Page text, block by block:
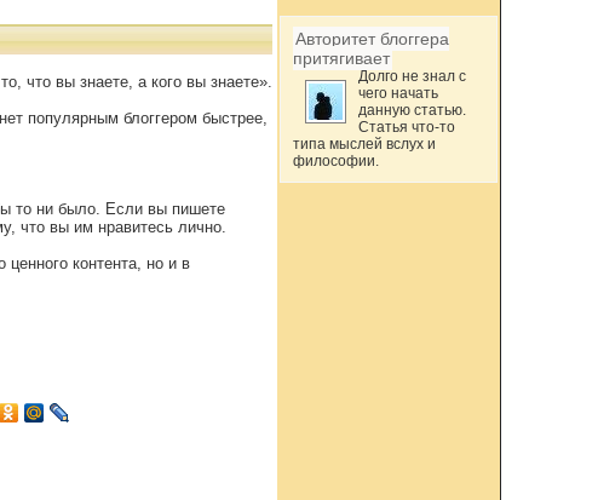
что вы знаете, а кого вы знаете».
популярным блоггером быстрее,
то ни было. Если вы пишете
что вы им нравитесь лично.
ценного контента, но и в
Авторитет блоггера
притягивает
Долго не знал с
чего начать
данную статью.
Статья что-то
типа мыслей вслух и
философии.